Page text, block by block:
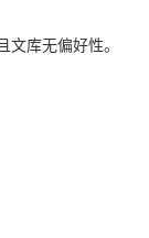
库无偏好性。